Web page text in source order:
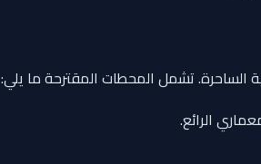
الساحرة. تشمل المحطات المقترحة ما يلي:
الرائع.